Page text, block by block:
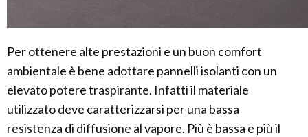
Per ottenere alte prestazioni e un buon comfort
ambientale è bene adottare pannelli isolanti con un
elevato potere traspirante. Infatti il materiale
utilizzato deve caratterizzarsi per una bassa
resistenza di diffusione al vapore. Più è bassa e più il